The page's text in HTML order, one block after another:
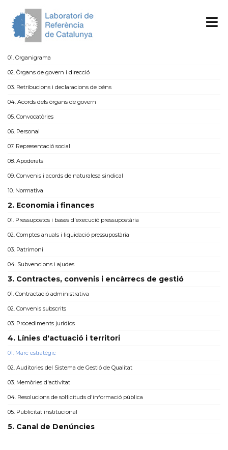
1. Organització
01. Organigrama
02. Òrgans de govern i direcció
03. Retribucions i declaracions de béns
04. Acords dels òrgans de govern
05. Convocatòries
06. Personal
07. Representació social
08. Apoderats
09. Convenis i acords de naturalesa sindical
10. Normativa
2. Economia i finances
01. Pressupostos i bases d'execució pressupostària
02. Comptes anuals i liquidació pressupostària
03. Patrimoni
04. Subvencions i ajudes
3. Contractes, convenis i encàrrecs de gestió
01. Contractació administrativa
02. Convenis subscrits
03. Procediments jurídics
4. Línies d'actuació i territori
01. Marc estratègic
02. Auditories del Sistema de Gestió de Qualitat
03. Memòries d'activitat
04. Resolucions de sol·licituds d'informació pública
05. Publicitat institucional
5. Canal de Denúncies